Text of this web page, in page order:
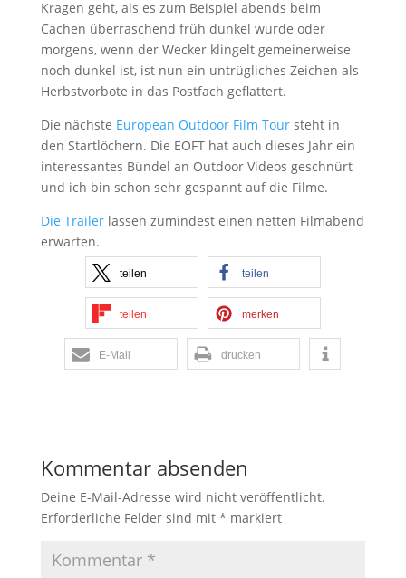
Kragen geht, als es zum Beispiel abends beim
Cachen überraschend früh dunkel wurde oder
morgens, wenn der Wecker klingelt gemeinerweise
noch dunkel ist, ist nun ein untrügliches Zeichen als
Herbstvorbote in das Postfach geflattert.
Die nächste European Outdoor Film Toursteht in
den Startlöchern. Die EOFT hat auch dieses Jahr ein
interessantes Bündel an Outdoor Videos geschnürt
und ich bin schon sehr gespannt auf die Filme.
Die Trailerlassen zumindest einen netten Filmabend
erwarten.
teilen teilen
teilen merken
E-Mail drucken
Kommentar absenden
Deine E-Mail-Adresse wird nicht veröffentlicht.
Erforderliche Felder sind mit * markiert